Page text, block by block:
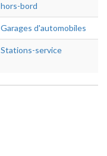
hors-bord
Garages d'automobiles
Stations-service